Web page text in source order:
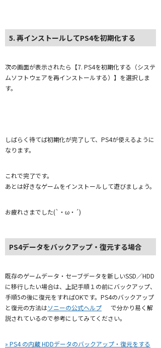
5. 再インストールしてPS4を初期化する
次の画面が表示されたら【7. PS4を初期化する（システ
ムソフトウェアを再インストールする）】を選択しま
す。
しばらく待てば初期化が完了して、PS4が使えるように
なります。
これで完了です。
あとは好きなゲームをインストールして遊びましょう。
お疲れさまでした(`・ω・´)
PS4データをバックアップ・復元する場合
既存のゲームデータ・セーブデータを新しいSSD／HDD
に移行したい場合は、上記手順１の前にバックアップ、
手順5の後に復元をすればOKです。PS4のバックアップ
と復元の方法はソニーの公式ヘルプ
で分かり易く解
説されているので参考にしてみてください。
» PS4 の内蔵 HDDデータのバックアップ・復元をする